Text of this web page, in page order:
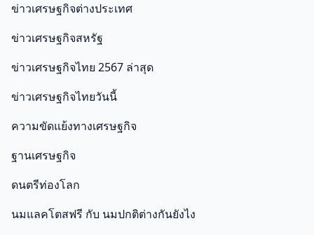
ข่าวเศรษฐกิจต่างประเทศ
ข่าวเศรษฐกิจสหรัฐ
ข่าวเศรษฐกิจไทย 2567 ล่าสุด
ข่าวเศรษฐกิจไทยวันนี้
ความขัดแย้งทางเศรษฐกิจ
ฐานเศรษฐกิจ
ดนตรีท่องโลก
นมแลคโตสฟรี กับ นมปกติต่างกันยังไง